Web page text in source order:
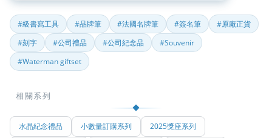
#級書寫工具 #品牌筆 #法國名牌筆 #簽名筆 #原廠正貨
#刻字 #公司禮品 #公司紀念品 #Souvenir
#Waterman giftset
相關系列
水晶紀念禮品 小數量訂購系列
2025獎座系列